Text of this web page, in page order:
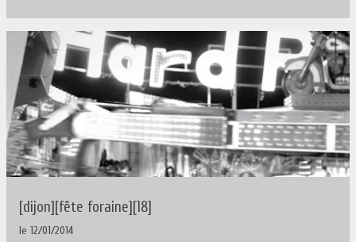
[dijon][fête foraine][18]
le 12/01/2014